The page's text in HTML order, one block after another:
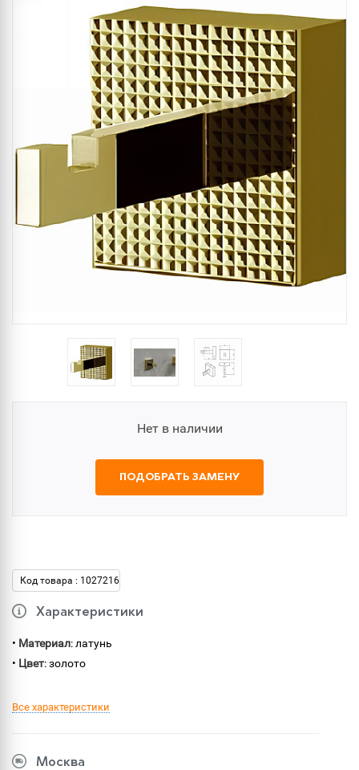
Нет в наличии
ПОДОБРАТЬ ЗАМЕНУ
Код товара : 1027216
Характеристики
• Материал: латунь
• Цвет: золото
Все характеристики
Москва